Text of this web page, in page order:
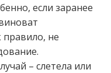
если заранее
правило, не
– слетела или